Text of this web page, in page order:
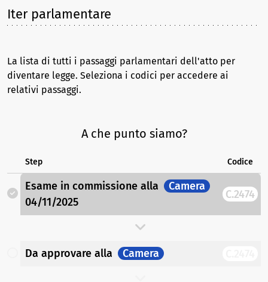
Iter parlamentare
La lista di tutti i passaggi parlamentari dell'atto per
diventare legge. Seleziona i codici per accedere ai
relativi passaggi.
A che punto siamo?
Step Codice
Esame in commissione alla
Camera
04/11/2025
C.2474
Da approvare alla Camera